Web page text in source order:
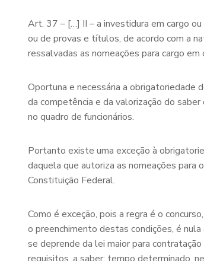
Art. 37 – […] II – a investidura em cargo
ou de provas e títulos, de acordo com a
ressalvadas as nomeações para cargo
Oportuna e necessária a obrigatoriedade
da competência e da valorização do
no quadro de funcionários.
Portanto existe uma exceção à
daquela que autoriza as nomeações para
Constituição Federal.
Como é exceção, pois a regra é o
o preenchimento destas condições, é
se deprende da lei maior para